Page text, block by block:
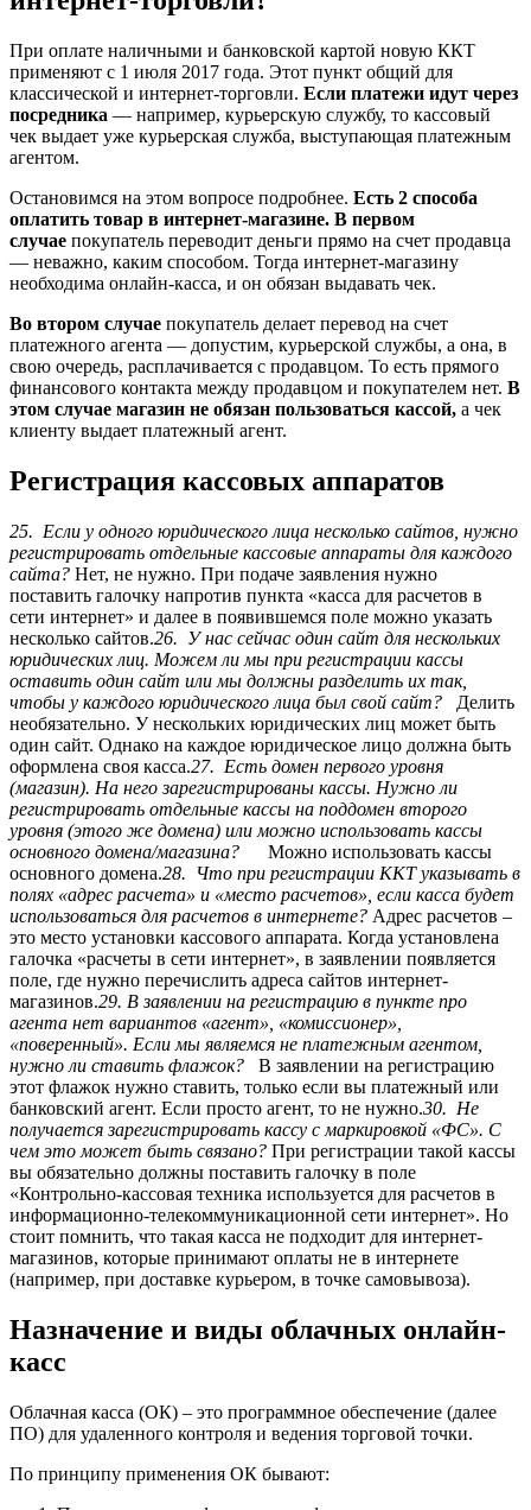
При оплате наличными и банковской картой новую ККТ
применяют с 1 июля 2017 года. Этот пункт общий для
классической и интернет-торговли. Если платежи идут через
посредника — например, курьерскую службу, то кассовый
чек выдает уже курьерская служба, выступающая платежным
агентом.
Остановимся на этом вопросе подробнее. Есть 2 способа
оплатить товар в интернет-магазине. В первом
случае покупатель переводит деньги прямо на счет продавца
— неважно, каким способом. Тогда интернет-магазину
необходима онлайн-касса, и он обязан выдавать чек.
Во втором случае покупатель делает перевод на счет
платежного агента — допустим, курьерской службы, а она, в
свою очередь, расплачивается с продавцом. То есть прямого
финансового контакта между продавцом и покупателем нет. В
этом случае магазин не обязан пользоваться кассой, а чек
клиенту выдает платежный агент.
Регистрация кассовых аппаратов
25. Если у одного юридического лица несколько сайтов, нужно
регистрировать отдельные кассовые аппараты для каждого
сайта? Нет, не нужно. При подаче заявления нужно
поставить галочку напротив пункта «касса для расчетов в
сети интернет» и далее в появившемся поле можно указать
несколько сайтов.26. У нас сейчас один сайт для нескольких
юридических лиц. Можем ли мы при регистрации кассы
оставить один сайт или мы должны разделить их так,
чтобы у каждого юридического лица был свой сайт? Делить
необязательно. У нескольких юридических лиц может быть
один сайт. Однако на каждое юридическое лицо должна быть
оформлена своя касса.27. Есть домен первого уровня
(магазин). На него зарегистрированы кассы. Нужно ли
регистрировать отдельные кассы на поддомен второго
уровня (этого же домена) или можно использовать кассы
основного домена/магазина? Можно использовать кассы
основного домена.28. Что при регистрации ККТ указывать в
полях «адрес расчета» и «место расчетов», если касса будет
использоваться для расчетов в интернете? Адрес расчетов –
это место установки кассового аппарата. Когда установлена
галочка «расчеты в сети интернет», в заявлении появляется
поле, где нужно перечислить адреса сайтов интернет-
магазинов.29. В заявлении на регистрацию в пункте про
агента нет вариантов «агент», «комиссионер»,
«поверенный». Если мы являемся не платежным агентом,
нужно ли ставить флажок? В заявлении на регистрацию
этот флажок нужно ставить, только если вы платежный или
банковский агент. Если просто агент, то не нужно.30. Не
получается зарегистрировать кассу с маркировкой «ФС». С
чем это может быть связано? При регистрации такой кассы
вы обязательно должны поставить галочку в поле
«Контрольно-кассовая техника используется для расчетов в
информационно-телекоммуникационной сети интернет». Но
стоит помнить, что такая касса не подходит для интернет-
магазинов, которые принимают оплаты не в интернете
(например, при доставке курьером, в точке самовывоза).
Назначение и виды облачных онлайн-
касс
Облачная касса (ОК) – это программное обеспечение (далее
ПО) для удаленного контроля и ведения торговой точки.
По принципу применения ОК бывают: